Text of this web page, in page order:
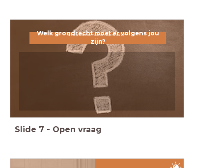
Welk grondrecht moet er volgens jou zijn?
Welk grondrecht moet er volgens jou
zijn?
Slide 7 - Open vraag